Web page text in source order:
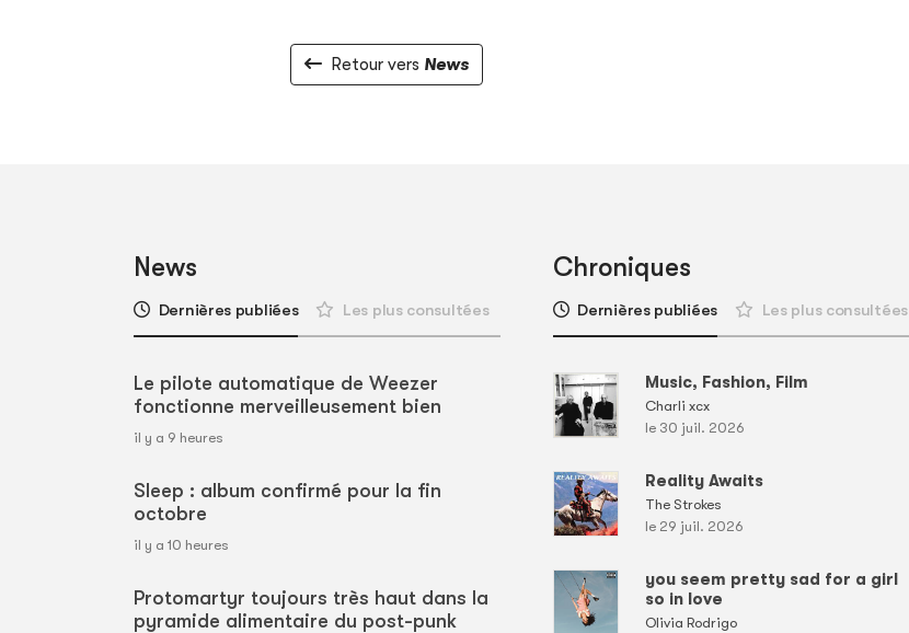
Retour vers News
News
Dernières publiées Les plus consultées
Le pilote automatique de Weezer
fonctionne merveilleusement bien
il y a 9 heures
Sleep : album confirmé pour la fin
octobre
il y a 10 heures
Protomartyr toujours très haut dans la
pyramide alimentaire du post-punk
Chroniques
Dernières publiées Les plus consultées
Music, Fashion, Film
Charli xcx
le 30 juil. 2026
Reality Awaits
The Strokes
le 29 juil. 2026
you seem pretty sad for a girl
so in love
Olivia Rodrigo